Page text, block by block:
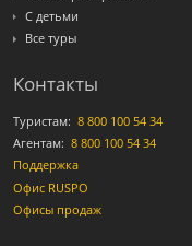
С детьми
Все туры
Контакты
Туристам: 8 800 100 54 34
Агентам: 8 800 100 54 34
Поддержка
Офис RUSPO
Офисы продаж